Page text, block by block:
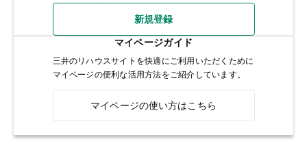
新規登録
マイページガイド
三井のリハウスサイトを快適にご利用いただくために
マイページの便利な活用方法をご紹介しています。
マイページの使い方はこちら